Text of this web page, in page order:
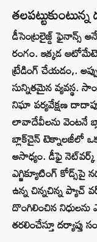
తలపట్టుకుంటున్న
డీసెంట్రలైజ్డ్ ఫైనాన్స్
రంగం. ఇక్కడ
ట్రేడింగ్ చేయడం,.
సున్నితమైన వ్యవస్థ.
నిఘా పర్యవేక్షణ
లావాదేవీలను వెంటనే
బ్లాక్‌చైన్ టెక్నాలజీలో
అసాధ్యం. డీఫై నెట్‌వర్క్
ఎగ్జిక్యూటింగ్ కోడ్స్‌పై
ఉన్న చిన్నచిన్న ప్యాచ్
దొంగిలించిన
తరలించేస్తూ దర్యాప్తు